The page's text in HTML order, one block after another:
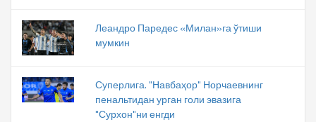
Леандро Паредес «Милан»га ўтиши
мумкин
Суперлига. "Навбаҳор" Норчаевнинг
пенальтидан урган голи эвазига
"Сурхон"ни енгди